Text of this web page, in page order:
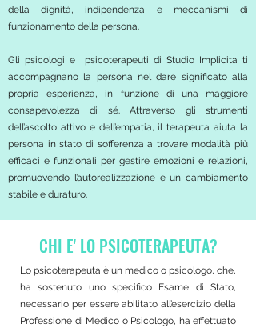
della dignità, indipendenza e meccanismi di
funzionamento della persona.
Gli psicologi e psicoterapeuti di Studio Implicita ti
accompagnano la persona nel dare significato alla
propria esperienza, in funzione di una maggiore
consapevolezza di sé. Attraverso gli strumenti
dell’ascolto attivo e dell’empatia, il terapeuta aiuta la
persona in stato di sofferenza a trovare modalità più
efficaci e funzionali per gestire emozioni e relazioni,
promuovendo l’autorealizzazione e un cambiamento
stabile e duraturo.
CHI E' LO PSICOTERAPEUTA?
Lo psicoterapeuta è un medico o psicologo, che,
ha sostenuto uno specifico Esame di Stato,
necessario per essere abilitato all’esercizio della
Professione di Medico o Psicologo, ha effettuato